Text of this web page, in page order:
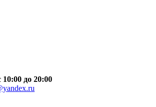
10:00 до 20:00